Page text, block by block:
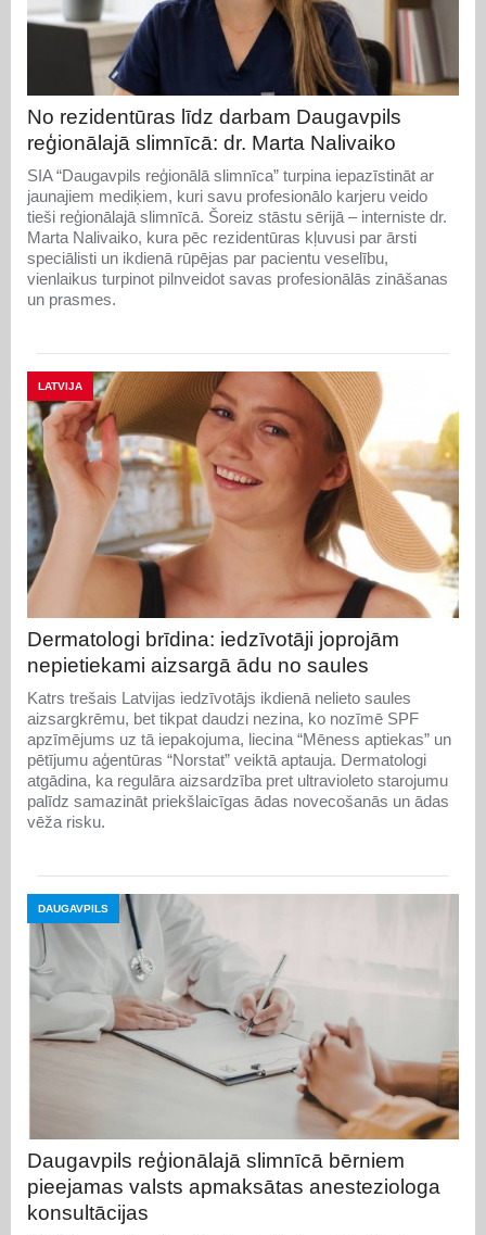
No rezidentūras līdz darbam Daugavpils
reģionālajā slimnīcā: dr. Marta Nalivaiko
SIA “Daugavpils reģionālā slimnīca” turpina iepazīstināt ar
jaunajiem mediķiem, kuri savu profesionālo karjeru veido
tieši reģionālajā slimnīcā. Šoreiz stāstu sērijā – interniste dr.
Marta Nalivaiko, kura pēc rezidentūras kļuvusi par ārsti
speciālisti un ikdienā rūpējas par pacientu veselību,
vienlaikus turpinot pilnveidot savas profesionālās zināšanas
un prasmes.
LATVIJA
Dermatologi brīdina: iedzīvotāji joprojām
nepietiekami aizsargā ādu no saules
Katrs trešais Latvijas iedzīvotājs ikdienā nelieto saules
aizsargkrēmu, bet tikpat daudzi nezina, ko nozīmē SPF
apzīmējums uz tā iepakojuma, liecina “Mēness aptiekas” un
pētījumu aģentūras “Norstat” veiktā aptauja. Dermatologi
atgādina, ka regulāra aizsardzība pret ultravioleto starojumu
palīdz samazināt priekšlaicīgas ādas novecošanās un ādas
vēža risku.
DAUGAVPILS
Daugavpils reģionālajā slimnīcā bērniem
pieejamas valsts apmaksātas anesteziologa
konsultācijas